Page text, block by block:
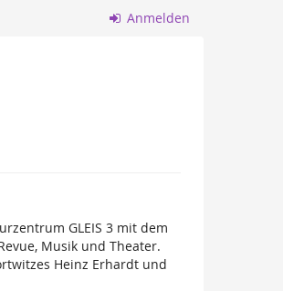
Anmelden
GLEIS 3 mit dem
Musik und Theater.
Heinz Erhardt und